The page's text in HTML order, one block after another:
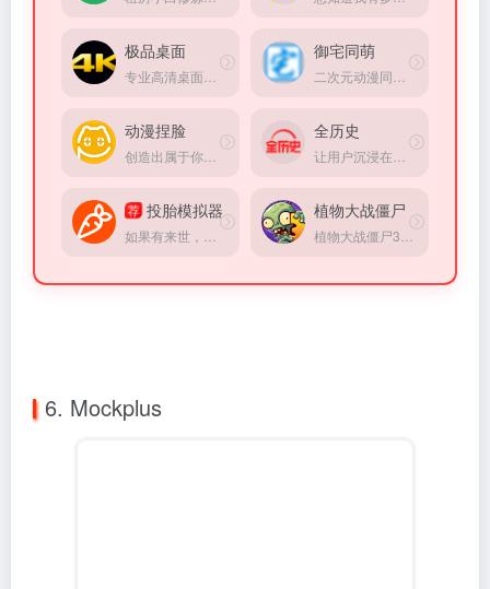
极品桌面 御宅同萌
动漫捏脸 全历史
荐 投胎模拟器 植物大战僵尸
6. Mockplus